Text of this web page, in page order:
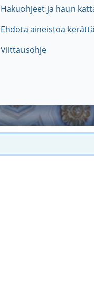
Hakuohjeet ja haun
Ehdota aineistoa
Viittausohje